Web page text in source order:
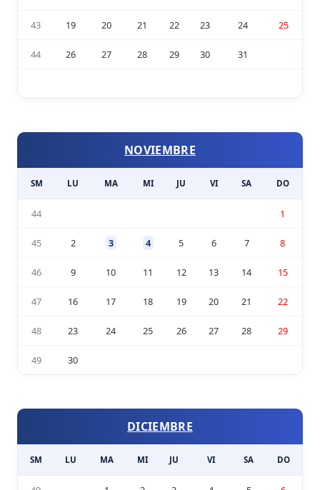
43 19 20 21 22 23 24 25
44 26 27 28 29 30 31
NOVIEMBRE
SM LU MA MI JU VI SA DO
44 1
45 2 3 4 5 6 7 8
46 9 10 11 12 13 14 15
47 16 17 18 19 20 21 22
48 23 24 25 26 27 28 29
49 30
DICIEMBRE
SM LU MA MI JU VI SA DO